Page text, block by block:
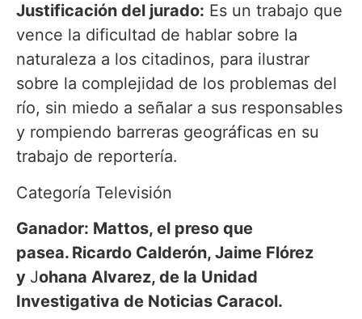
Justificación del jurado: Es un trabajo que
vence la dificultad de hablar sobre la
naturaleza a los citadinos, para ilustrar
sobre la complejidad de los problemas del
río, sin miedo a señalar a sus responsables
y rompiendo barreras geográficas en su
trabajo de reportería.
Categoría Televisión
Ganador: Mattos, el preso que
pasea. Ricardo Calderón, Jaime Flórez
y Johana Alvarez, de la Unidad
Investigativa de Noticias Caracol.